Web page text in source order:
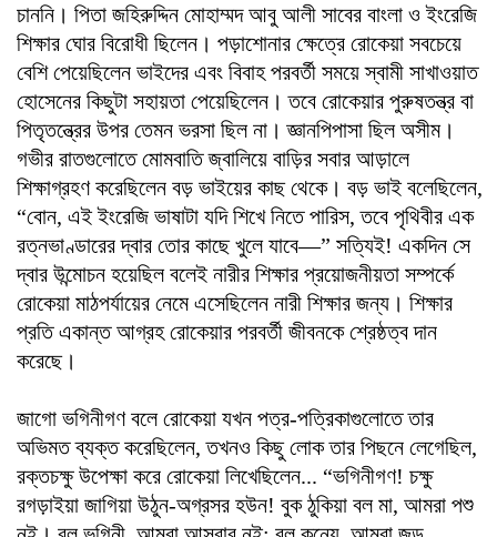
চাননি। পিতা জহিরুদ্দিন মোহাম্মদ আবু আলী সাবের বাংলা ও ইংরেজি
শিক্ষার ঘোর বিরোধী ছিলেন। পড়াশোনার ক্ষেত্রে রোকেয়া সবচেয়ে
বেশি পেয়েছিলেন ভাইদের এবং বিবাহ পরবর্তী সময়ে স্বামী সাখাওয়াত
হোসেনের কিছুটা সহায়তা পেয়েছিলেন। তবে রোকেয়ার পুরুষতন্ত্র বা
পিতৃতন্ত্রের উপর তেমন ভরসা ছিল না। জ্ঞানপিপাসা ছিল অসীম।
গভীর রাতগুলোতে মোমবাতি জ্বালিয়ে বাড়ির সবার আড়ালে
শিক্ষাগ্রহণ করেছিলেন বড় ভাইয়ের কাছ থেকে। বড় ভাই বলেছিলেন,
“বোন, এই ইংরেজি ভাষাটা যদি শিখে নিতে পারিস, তবে পৃথিবীর এক
রত্নভাণ্ডারের দ্বার তোর কাছে খুলে যাবে—” সত্যিই! একদিন সে
দ্বার উন্মোচন হয়েছিল বলেই নারীর শিক্ষার প্রয়োজনীয়তা সম্পর্কে
রোকেয়া মাঠপর্যায়ের নেমে এসেছিলেন নারী শিক্ষার জন্য। শিক্ষার
প্রতি একান্ত আগ্রহ রোকেয়ার পরবর্তী জীবনকে শ্রেষ্ঠত্ব দান
করেছে।
জাগো ভগিনীগণ বলে রোকেয়া যখন পত্র-পত্রিকাগুলোতে তার
অভিমত ব্যক্ত করেছিলেন, তখন‌ও কিছু লোক তার পিছনে লেগেছিল,
রক্তচক্ষু উপেক্ষা করে রোকেয়া লিখেছিলেন... “ভগিনীগণ! চক্ষু
রগড়াইয়া জাগিয়া উঠুন-অগ্রসর হউন! বুক ঠুকিয়া বল মা, আমরা পশু